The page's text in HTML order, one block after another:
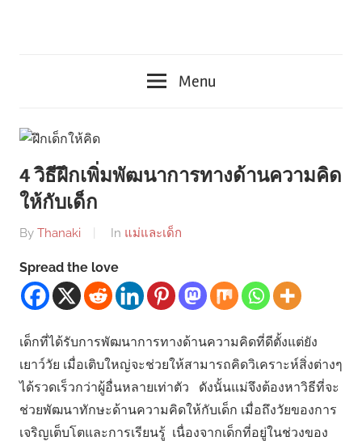
Menu
4 วิธีฝึกเพิ่มพัฒนาการทางด้านความคิด
ให้กับเด็ก
By Thanaki In แม่และเด็ก
Spread the love
เด็กที่ได้รับการพัฒนาการทางด้านความคิดที่ดีตั้งแต่ยัง
เยาว์วัย เมื่อเติบใหญ่จะช่วยให้สามารถคิดวิเคราะห์สิ่งต่างๆ
ได้รวดเร็วกว่าผู้อื่นหลายเท่าตัว ดังนั้นแม่จึงต้องหาวิธีที่จะ
ช่วยพัฒนาทักษะด้านความคิดให้กับเด็ก เมื่อถึงวัยของการ
เจริญเต็บโตและการเรียนรู้ เนื่องจากเด็กที่อยู่ในช่วงของ